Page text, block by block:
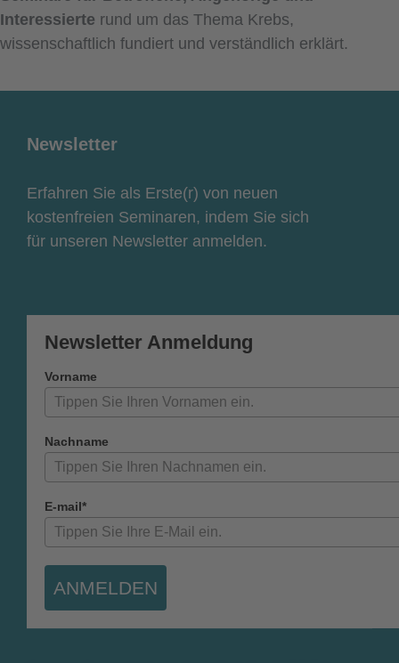
Interessierte rund um das Thema Krebs,
wissenschaftlich fundiert und verständlich erklärt.
Newsletter
Erfahren Sie als Erste(r) von neuen
kostenfreien Seminaren, indem Sie sich
für unseren Newsletter anmelden.
Newsletter Anmeldung
Vorname
Nachname
E-mail*
ANMELDEN